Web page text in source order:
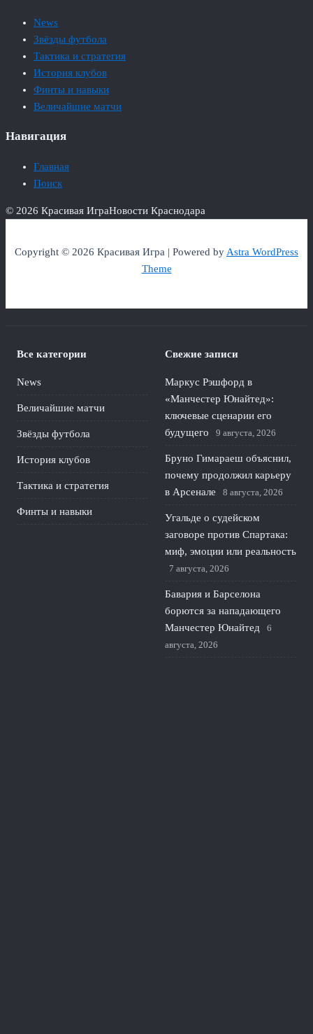
News
Звёзды футбола
Тактика и стратегия
История клубов
Финты и навыки
Величайшие матчи
Навигация
Главная
Поиск
© 2026 Красивая ИграНовости Краснодара
Copyright © 2026 Красивая Игра | Powered byAstra WordPress
Theme
Все категории
News
Величайшие матчи
Звёзды футбола
История клубов
Тактика и стратегия
Финты и навыки
Свежие записи
Маркус Рэшфорд в
«Манчестер Юнайтед»:
ключевые сценарии его
будущего
9 августа, 2026
Бруно Гимараеш объяснил,
почему продолжил карьеру
в Арсенале
8 августа, 2026
Угальде о судейском
заговоре против Спартака:
миф, эмоции или реальность
7 августа, 2026
Бавария и Барселона
борются за нападающего
Манчестер Юнайтед
6
августа, 2026